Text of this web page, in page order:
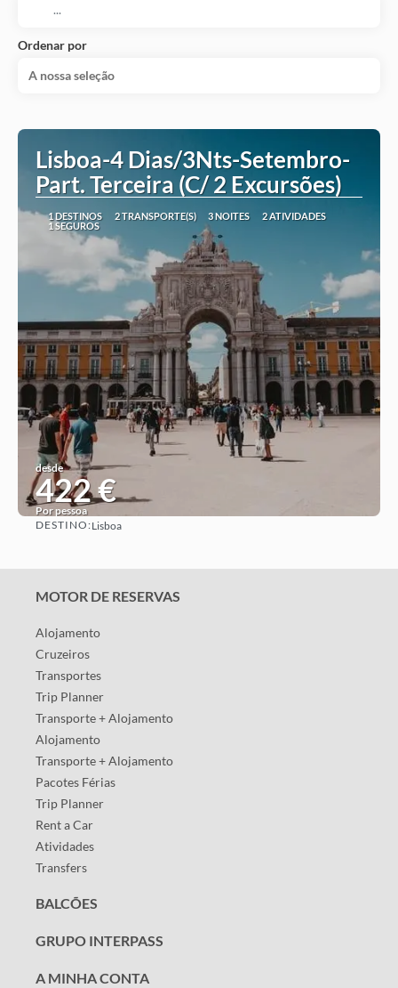
Ordenar por
A nossa seleção
Lisboa-4 Dias/3Nts-Setembro-
Part. Terceira (C/ 2 Excursões)
1 DESTINOS 2 TRANSPORTE(S) 3 NOITES
2 ATIVIDADES
1 SEGUROS
desde
422 €
Por pessoa
DESTINO:Lisboa
MOTOR DE RESERVAS
Alojamento
Cruzeiros
Transportes
Trip Planner
Transporte + Alojamento
Alojamento
Transporte + Alojamento
Pacotes Férias
Trip Planner
Rent a Car
Atividades
Transfers
BALCÕES
GRUPO INTERPASS
A MINHA CONTA